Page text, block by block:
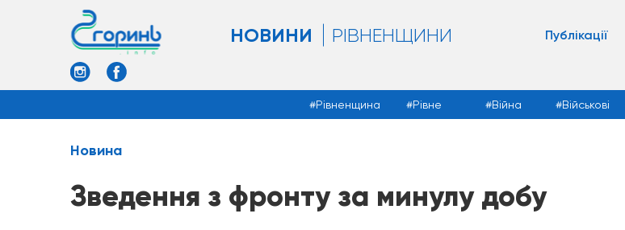
НОВИНИ РІВНЕНЩИНИ Публікації
Рівненщина Рівне Війна Військові
Новина
Зведення з фронту за минулу добу